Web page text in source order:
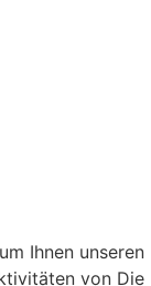
Ihnen unseren
von Die